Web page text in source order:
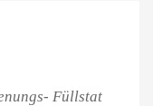
Füllstat